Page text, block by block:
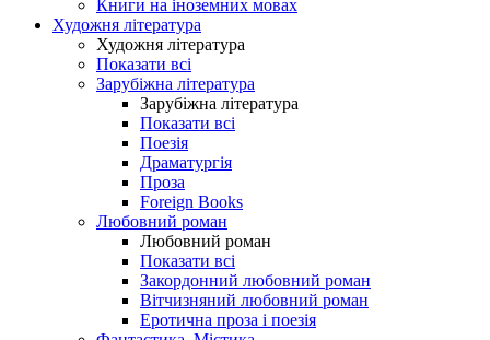
Книги на іноземних мовах
Художня література
Художня література
Показати всі
Зарубіжна література
Зарубіжна література
Показати всі
Поезія
Драматургія
Проза
Foreign Books
Любовний роман
Любовний роман
Показати всі
Закордонний любовний роман
Вітчизняний любовний роман
Еротична проза і поезія